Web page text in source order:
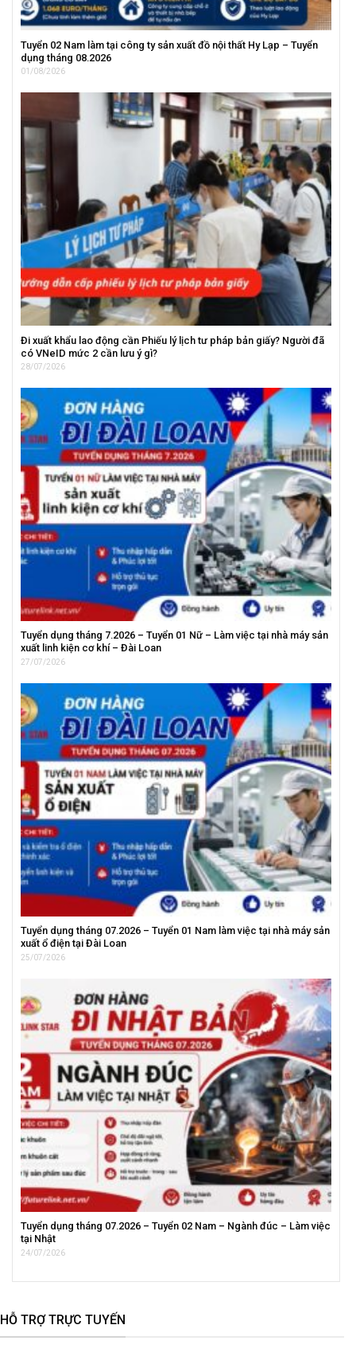
Tuyển 02 Nam làm tại công ty sản xuất đồ nội thất Hy Lạp – Tuyển
dụng tháng 08.2026
01/08/2026
Đi xuất khẩu lao động cần Phiếu lý lịch tư pháp bản giấy? Người đã
có VNeID mức 2 cần lưu ý gì?
28/07/2026
Tuyển dụng tháng 7.2026 – Tuyển 01 Nữ – Làm việc tại nhà máy sản
xuất linh kiện cơ khí – Đài Loan
27/07/2026
Tuyển dụng tháng 07.2026 – Tuyển 01 Nam làm việc tại nhà máy sản
xuất ổ điện tại Đài Loan
25/07/2026
Tuyển dụng tháng 07.2026 – Tuyển 02 Nam – Ngành đúc – Làm việc
tại Nhật
24/07/2026
HỖ TRỢ TRỰC TUYẾN